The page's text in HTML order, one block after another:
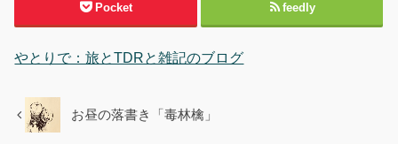
Pocket feedly
やとりで：旅とTDRと雑記のブログ
お昼の落書き「毒林檎」